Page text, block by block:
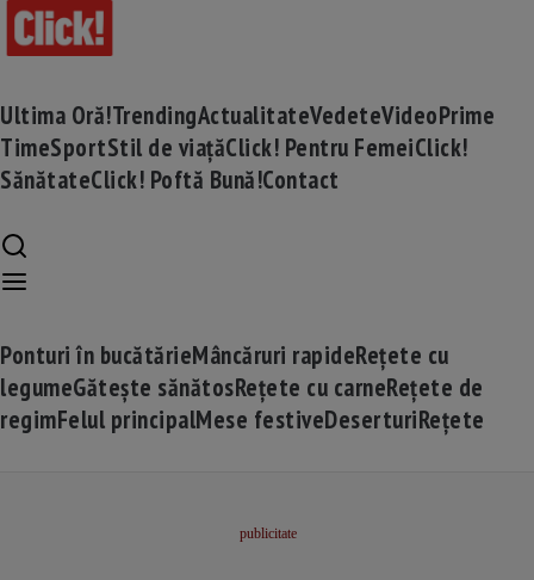
Ultima Oră!TrendingActualitateVedeteVideoPrime
TimeSportStil de viațăClick! Pentru FemeiClick!
SănătateClick! Poftă Bună!Contact
Ponturi în bucătărieMâncăruri rapideRețete cu
legumeGătește sănătosRețete cu carneRețete de
regimFelul principalMese festiveDeserturiRețete